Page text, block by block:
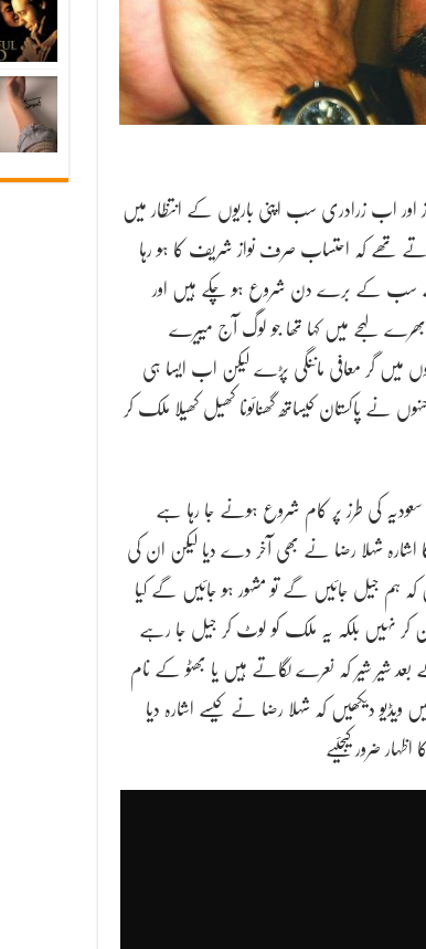
اب زرادری سب اپنی باریوں کے انتظار میں
تھے کہ احتساب صرف نواز شریف کا ہو رہا
ہے سب کے برے دن شروع ہو چکے ہیں اور
لہجے میں کہا تھا جو لوگ آج مییرے
میں گر معافی ماننگی پڑے لیکن اب ایسا ہی
نے پاکستان کیساتھ گھنائونا کھیل کھیلا ملک کر
کی طرز پر کام شروع ہونے جا رہا ہے
شہلا رضا نے بھی آخر دے دیا لیکن ان کی
ہم جیل جائیں گے تو مشہور ہو جائیں گے کیا
کر نہیں بلکہ یہ ملک کو لوٹ کر جیل جا رہے
شیر شیر کہ نعرے لگاتے ہیں یا بھٹو کے نام
دیکھیں کہ شہلا رضا نے کیسے اشارہ دیا
ضرور کیجئیے